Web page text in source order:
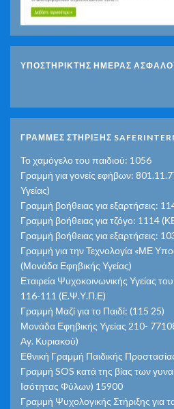
ΥΠΟΣΤΗΡΙΚΤΗΣ ΗΜΕΡΑΣ
ΓΡΑΜΜΕΣ ΣΤΗΡΙΞΗΣ
Το χαμόγελο του παιδιού: 1056
Γραμμή για γονείς εφήβων:
Υγείας)
Γραμμή βοήθειας για εξαρτήσεις:
Γραμμή βοήθειας για τζόγο: 1114
Γραμμή βοήθειας για εξαρτήσεις:
Γραμμή για την Τεχνολογία «ΜΕ
(Μονάδα Εφηβικής Υγείας)
Εταιρεία Ψυχοκοινωνικής Υγείας
116-111 (Ε.Ψ.Υ.Π.Ε)
Γραμμή Μαζί για το Παιδί: (115 25)
Μονάδα Εφηβικής Υγείας 210-
Αγ. Κυριακού)
Εθνική Γραμμή Παιδικής
Γραμμή SOS κατά της βίας των
Ισότητας Φύλων) 15900
Γραμμή Ψυχολογικής Στήριξης για